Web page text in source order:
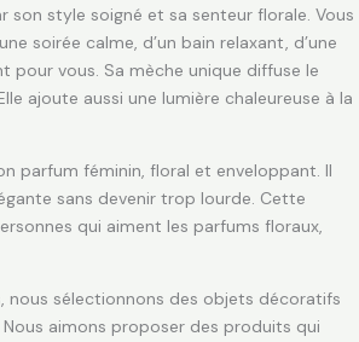
son style soigné et sa senteur florale. Vous
soirée calme, d’un bain relaxant, d’une
pour vous. Sa mèche unique diffuse le
ajoute aussi une lumière chaleureuse à la
parfum féminin, floral et enveloppant. Il
sans devenir trop lourde. Cette
qui aiment les parfums floraux,
nous sélectionnons des objets décoratifs
aimons proposer des produits qui